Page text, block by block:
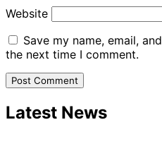
Website
Save my name, email,
the next time I comment.
Latest News